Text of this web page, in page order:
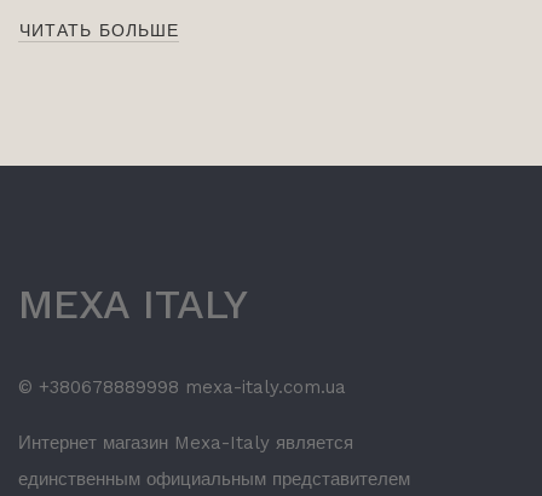
ЧИТАТЬ БОЛЬШЕ
MEXA ITALY
© +380678889998 mexa-italy.com.ua
Интернет магазин Mexa-Italy является
единственным официальным представителем